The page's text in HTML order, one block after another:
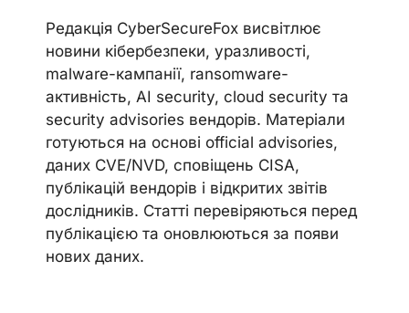
Редакція CyberSecureFox висвітлює
новини кібербезпеки, уразливості,
malware-кампанії, ransomware-
активність, AI security, cloud security та
security advisories вендорів. Матеріали
готуються на основі official advisories,
даних CVE/NVD, сповіщень CISA,
публікацій вендорів і відкритих звітів
дослідників. Статті перевіряються перед
публікацією та оновлюються за появи
нових даних.